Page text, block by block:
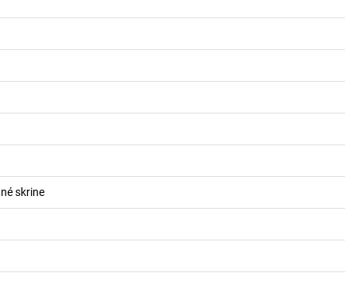
skrine